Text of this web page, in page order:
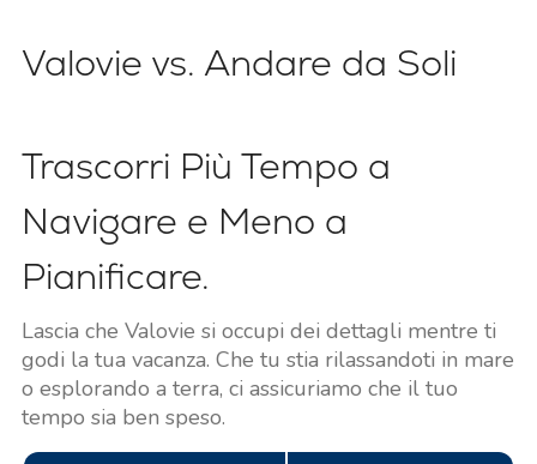
Valovie vs. Andare da Soli
Trascorri Più Tempo a
Navigare e Meno a
Pianificare.
Lascia che Valovie si occupi dei dettagli mentre ti
godi la tua vacanza. Che tu stia rilassandoti in mare
o esplorando a terra, ci assicuriamo che il tuo
tempo sia ben speso.